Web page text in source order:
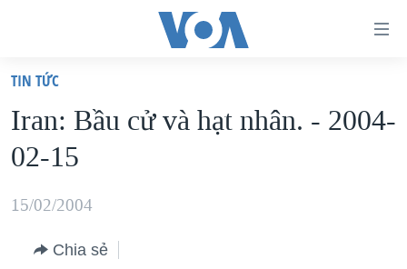
truy
cập
Tới
dung
chính
VIỆT NAM
HOA KỲ
BIỂN ĐÔNG
BLOG
TIN TỨC
Iran: Bầu cử và hạt nhân. - 2004-
02-15
15/02/2004
Chia sẻ